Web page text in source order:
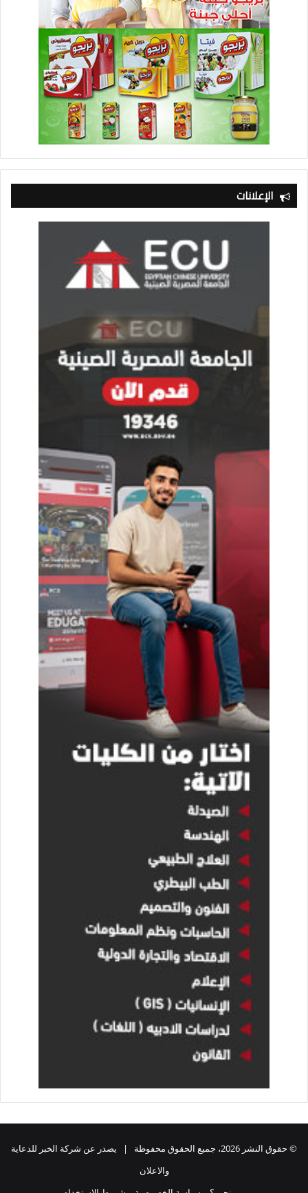
الوزيرات وقرينات السادة المسئولين.
وقد تم تنظيم عرض الأزياء بالتعاون مع مصمم الأزياء العالمى هانى
البحيرى لعدد من المصممات فى مجال الأزياء والإكسسوارات
التراثية المشاركات في معرض تراثنا.
الإعلانات
© حقوق النشر 2026، جميع الحقوق محفوظة | يصدر عن شركة الخبر للدعاية
والاعلان